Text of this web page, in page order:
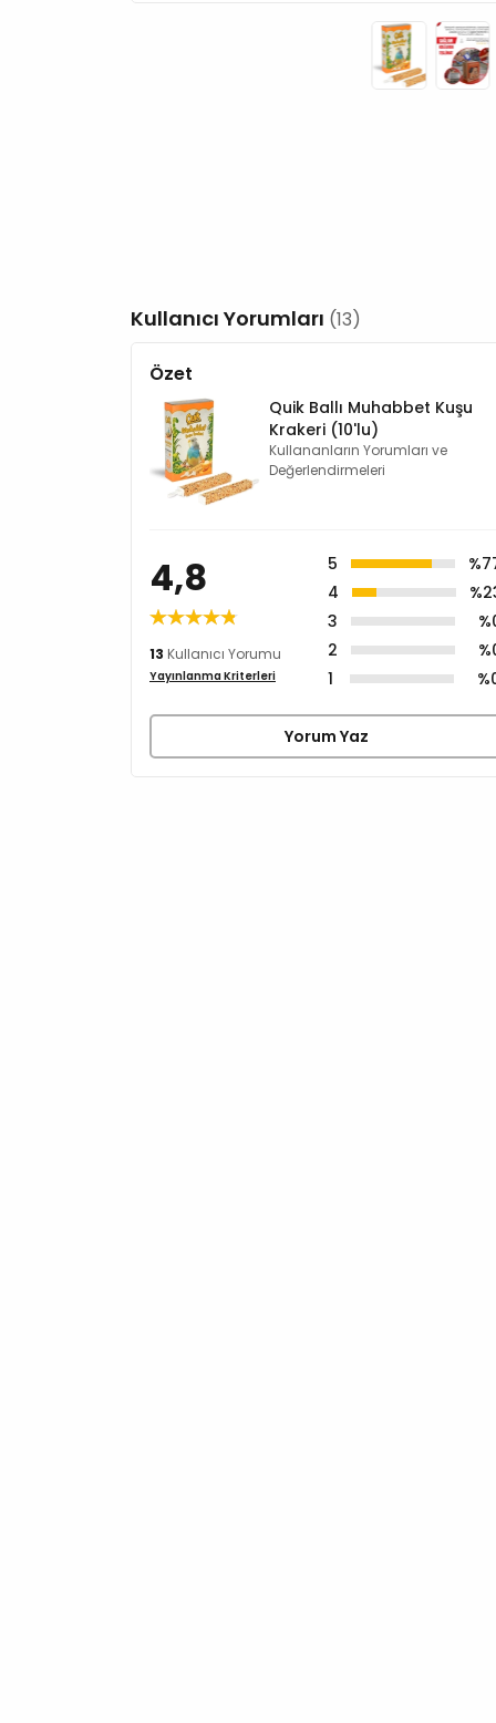
Kullanıcı Yorumları (13)
Özet
Quik Ballı Muhabbet Kuşu
Krakeri (10'lu)
Kullananların Yorumları ve
Değerlendirmeleri
4,8
13 Kullanıcı Yorumu
Yayınlanma Kriterleri
5
4
3
2
1
Yorum Yaz